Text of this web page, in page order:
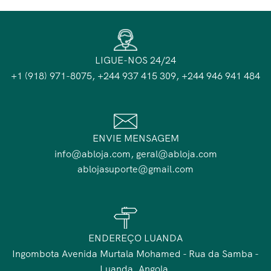
LIGUE-NOS 24/24
+1 (918) 971-8075, +244 937 415 309, +244 946 941 484
ENVIE MENSAGEM
info@abloja.com, geral@abloja.com
ablojasuporte@gmail.com
ENDEREÇO LUANDA
Ingombota Avenida Murtala Mohamed - Rua da Samba -
Luanda, Angola.